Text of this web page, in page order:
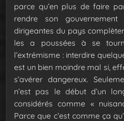
parce qu’en plus de faire
rendre son
dirigeantes du pays
les a poussées à se
l’extrémisme : interdire
est un bien moindre mal si,
s’avérer dangereux.
n’est pas le début d’un
considérés comme «
Parce que c’est comme ça